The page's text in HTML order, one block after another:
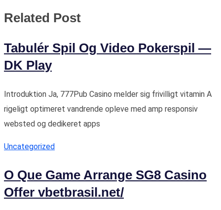
Related Post
Tabulér Spil Og Video Pokerspil —
DK Play
Introduktion Ja, 777Pub Casino melder sig frivilligt vitamin A
rigeligt optimeret vandrende opleve med amp responsiv
websted og dedikeret apps
Uncategorized
O Que Game Arrange SG8 Casino
Offer vbetbrasil.net/